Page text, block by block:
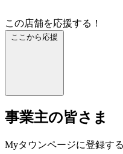
この店舗を応援する！
ここから応援
事業主の皆さま
Myタウンページに登録す